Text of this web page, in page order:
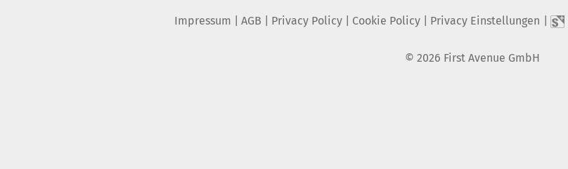
Impressum AGB Privacy Policy| Cookie Policy| Privacy Einstellungen
© 2026 First Avenue GmbH